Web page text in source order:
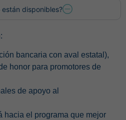
disponibles?
bancaria con aval estatal),
honor para promotores de
de apoyo al
hacia el programa que mejor